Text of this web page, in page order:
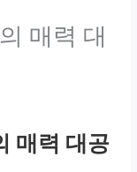
매력 대
매력 대공